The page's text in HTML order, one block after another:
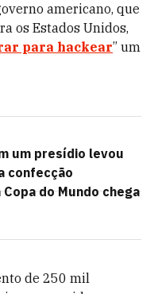
americano, que
os Estados Unidos,
para hackear” um
um presídio levou
confecção
do Mundo chega
de 250 mil